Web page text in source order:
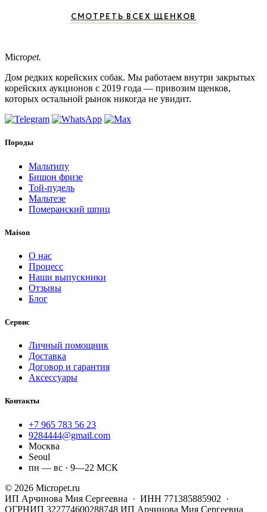
СМОТРЕТЬ ВСЕХ ЩЕНКОВ
Micropet.
Дом редких корейских собак. Мы работаем внутри закрытых
корейских аукционов с 2019 года — привозим щенков,
которых остальной рынок никогда не увидит.
Породы
Мальтипу
Бишон фризе
Той-пудель
Мальтезе
Померанский шпиц
Maison
О нас
Процесс
Наши выпускники
Отзывы
Блог
Сервис
Личный помощник
Доставка
Договор и гарантия
Аксессуары
Контакты
+7 965 783 56 23
9284444@gmail.com
Москва
Seoul
пн — вс · 9—22 МСК
© 2026 Micropet.ru
ИП Арчинова Мия Сергеевна · ИНН 771385885902 ·
ОГРНИП 322774600288748 ИП Арчинова Мия Сергеевна